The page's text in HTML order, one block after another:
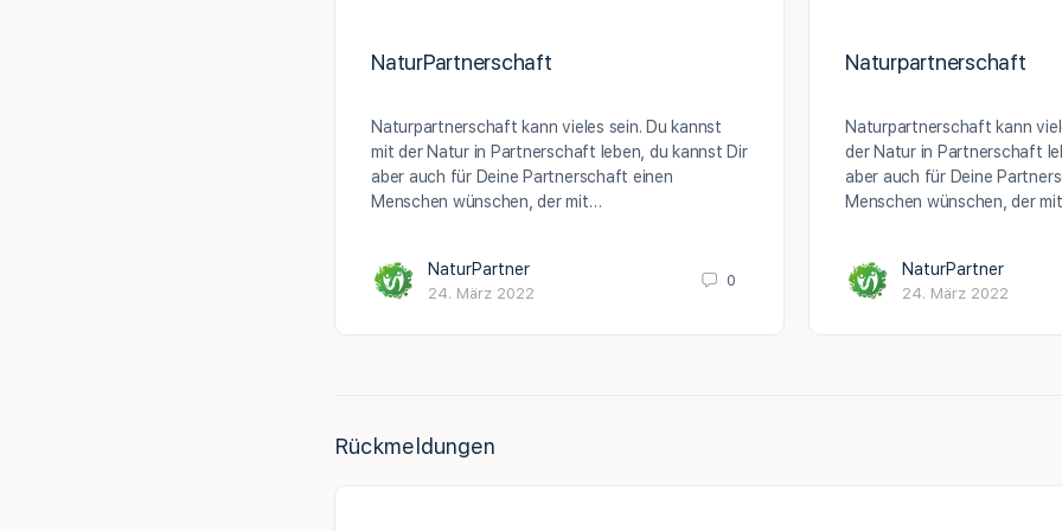
NaturPartnerschaft
Naturpartnerschaft kann vieles sein. Du kannst
mit der Natur in Partnerschaft leben, du kannst Dir
aber auch für Deine Partnerschaft einen
Menschen wünschen, der mit…
NaturPartner
24. März 2022
0
Naturpartnerschaft
Naturpartnerschaft kann
der Natur in Partnerschaft
aber auch für Deine
Menschen wünschen, der
NaturPartner
24. März 2022
Rückmeldungen